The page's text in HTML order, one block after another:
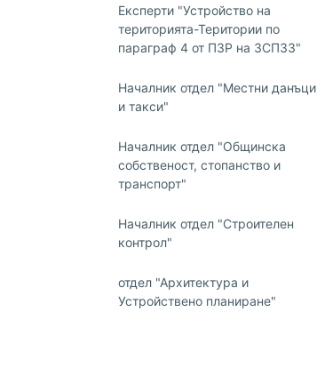
Експерти "Устройство на
територията-Територии по
параграф 4 от ПЗР на ЗСПЗЗ"
Началник отдел "Местни данъци
и такси"
Началник отдел "Общинска
собственост, стопанство и
транспорт"
Началник отдел "Строителен
контрол"
отдел "Архитектура и
Устройствено планиране"